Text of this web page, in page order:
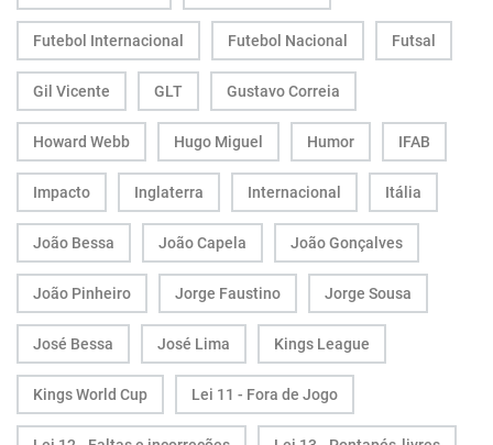
Futebol Internacional Futebol Nacional Futsal
Gil Vicente GLT Gustavo Correia
Howard Webb Hugo Miguel Humor IFAB
Impacto Inglaterra Internacional Itália
João Bessa João Capela João Gonçalves
João Pinheiro Jorge Faustino Jorge Sousa
José Bessa José Lima Kings League
Kings World Cup Lei 11 - Fora de Jogo